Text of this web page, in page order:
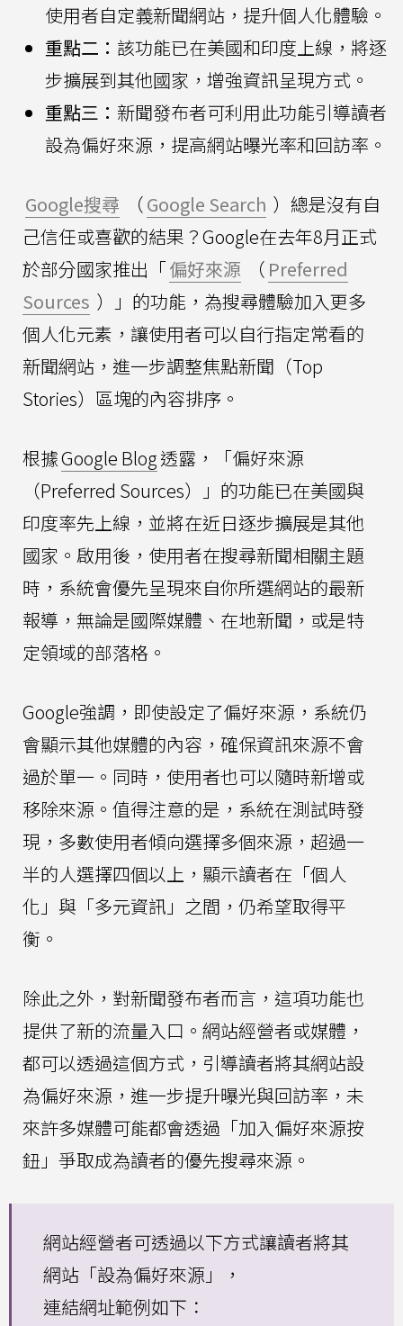
使用者自定義新聞網站，提升個人化體驗。
重點二： 該功能已在美國和印度上線，將逐
步擴展到其他國家，增強資訊呈現方式。
重點三： 新聞發布者可利用此功能引導讀者
設為偏好來源，提高網站曝光率和回訪率。
Google搜尋 （Google Search ）總是沒有自
己信任或喜歡的結果？Google在去年8月正式
於部分國家推出「偏好來源 （ Preferred
Sources ）」的功能，為搜尋體驗加入更多
個人化元素，讓使用者可以自行指定常看的
新聞網站，進一步調整焦點新聞（Top
Stories）區塊的內容排序。
根據Google Blog透露，「偏好來源
（Preferred Sources）」的功能已在美國與
印度率先上線，並將在近日逐步擴展是其他
國家。啟用後，使用者在搜尋新聞相關主題
時，系統會優先呈現來自你所選網站的最新
報導，無論是國際媒體、在地新聞，或是特
定領域的部落格。
Google強調，即使設定了偏好來源，系統仍
會顯示其他媒體的內容，確保資訊來源不會
過於單一。同時，使用者也可以隨時新增或
移除來源。值得注意的是，系統在測試時發
現，多數使用者傾向選擇多個來源，超過一
半的人選擇四個以上，顯示讀者在「個人
化」與「多元資訊」之間，仍希望取得平
衡。
除此之外，對新聞發布者而言，這項功能也
提供了新的流量入口。網站經營者或媒體，
都可以透過這個方式，引導讀者將其網站設
為偏好來源，進一步提升曝光與回訪率，未
來許多媒體可能都會透過「加入偏好來源按
鈕」爭取成為讀者的優先搜尋來源。
網站經營者可透過以下方式讓讀者將其
網站「設為偏好來源」，
連結網址範例如下：